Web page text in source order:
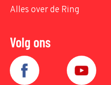
Alles over de Ring
Volg ons